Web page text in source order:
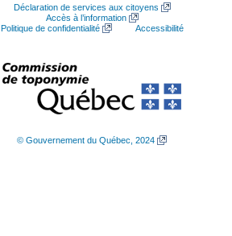
Déclaration de services aux citoyens
Accès à l’information
Politique de confidentialité
Accessibilité
© Gouvernement du Québec, 2024